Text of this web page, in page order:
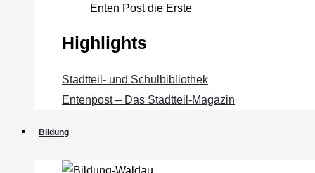
Enten Post die Erste
Highlights
Stadtteil- und Schulbibliothek
Entenpost – Das Stadtteil-Magazin
Bildung